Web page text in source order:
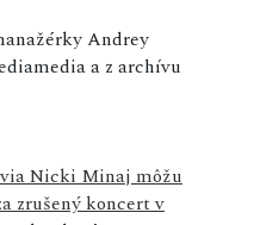
Andrey
a z archívu
Nicki Minaj môžu
zrušený koncert v